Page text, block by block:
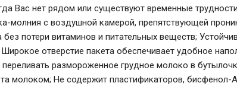
Вас нет рядом или существуют временные
молния с воздушной камерой, препятствующей
без потери витаминов и питательных веществ;
отверстие пакета обеспечивает удобное
переливать размороженное грудное молоко в
молоком; Не содержит пластификаторов, бисфенол-